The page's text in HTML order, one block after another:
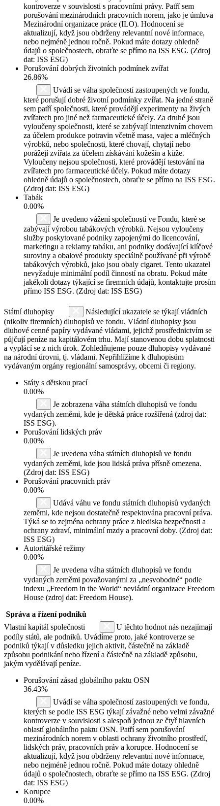
kontroverze v souvislosti s pracovními právy. Patří sem
porušování mezinárodních pracovních norem, jako je úmluva
Mezinárodní organizace práce (ILO). Hodnocení se
aktualizují, když jsou obdrženy relevantní nové informace,
nebo nejméně jednou ročně. Pokud máte dotazy ohledně
údajů o společnostech, obraťte se přímo na ISS ESG. (Zdroj
dat: ISS ESG)
Porušování dobrých životních podmínek zvířat
26.86%
Uvádí se váha společností zastoupených ve fondu,
které porušují dobré životní podmínky zvířat. Na jedné straně
sem patří společnosti, které provádějí experimenty na živých
zvířatech pro jiné než farmaceutické účely. Za druhé jsou
vyloučeny společnosti, které se zabývají intenzivním chovem
za účelem produkce potravin včetně masa, vajec a mléčných
výrobků, nebo společnosti, které chovají, chytají nebo
porážejí zvířata za účelem získávání kožešin a kůže.
Vyloučeny nejsou společnosti, které provádějí testování na
zvířatech pro farmaceutické účely. Pokud máte dotazy
ohledně údajů o společnostech, obraťte se přímo na ISS ESG.
(Zdroj dat: ISS ESG)
Tabák
0.00%
Je uvedeno vážení společností ve Fondu, které se
zabývají výrobou tabákových výrobků. Nejsou vyloučeny
služby poskytované podniky zapojenými do licencování,
marketingu a reklamy tabáku, ani podniky dodávající klíčové
suroviny a obalové produkty speciálně používané při výrobě
tabákových výrobků, jako jsou obaly cigaret. Tento ukazatel
nevyžaduje minimální podíl činností na obratu. Pokud máte
jakékoli dotazy týkající se firemních údajů, kontaktujte prosím
přímo ISS ESG. (Zdroj dat: ISS ESG)
Státní dluhopisy
Následující ukazatele se týkají vládních
(nikoliv firemních) dluhopisů ve fondu. Vládní dluhopisy jsou
dluhové cenné papíry vydávané vládami, jejichž prostřednictvím se
půjčují peníze na kapitálovém trhu. Mají stanovenou dobu splatnosti
a vyplácí se z nich úrok. Zohledňujeme pouze dluhopisy vydávané
na národní úrovni, tj. vládami. Nepřihlížíme k dluhopisům
vydávaným orgány regionální samosprávy, obcemi či regiony.
Státy s dětskou prací
0.00%
Je zobrazena váha státních dluhopisů ve fondu
vydaných zeměmi, kde je dětská práce rozšířená (zdroj dat:
ISS ESG).
Porušování lidských práv
0.00%
Je uvedena váha státních dluhopisů ve fondu
vydaných zeměmi, kde jsou lidská práva přísně omezena.
(Zdroj dat: ISS ESG)
Porušování pracovních práv
0.00%
Udává váhu ve fondu státních dluhopisů vydaných
zeměmi, kde nejsou dostatečně respektována pracovní práva.
Týká se to zejména ochrany práce z hlediska bezpečnosti a
ochrany zdraví, minimální mzdy a pracovní doby. (Zdroj dat:
ISS ESG)
Autoritářské režimy
0.00%
Je uvedena váha státních dluhopisů ve fondu
vydaných zeměmi považovanými za „nesvobodné“ podle
indexu „Freedom in the World“ nevládní organizace Freedom
House (zdroj dat: Freedom House).
Správa a řízení podniků
Vlastní kapitál společnosti
U těchto hodnot nás nezajímají
podíly států, ale podniků. Uvádíme proto, jaké kontroverze se
podniků týkají v důsledku jejich aktivit, částečně na základě
způsobu podnikání nebo řízení a částečně na základě způsobu,
jakým vydělávají peníze.
Porušování zásad globálního paktu OSN
36.43%
Uvádí se váha společností zastoupených ve fondu,
kterých se podle ISS ESG týkají závažné nebo velmi závažné
kontroverze v souvislosti s alespoň jednou ze čtyř hlavních
oblastí globálního paktu OSN. Patří sem porušování
mezinárodních norem v oblasti ochrany životního prostředí,
lidských práv, pracovních práv a korupce. Hodnocení se
aktualizují, když jsou obdrženy relevantní nové informace,
nebo nejméně jednou ročně. Pokud máte dotazy ohledně
údajů o společnostech, obraťte se přímo na ISS ESG. (Zdroj
dat: ISS ESG)
Korupce
0.00%